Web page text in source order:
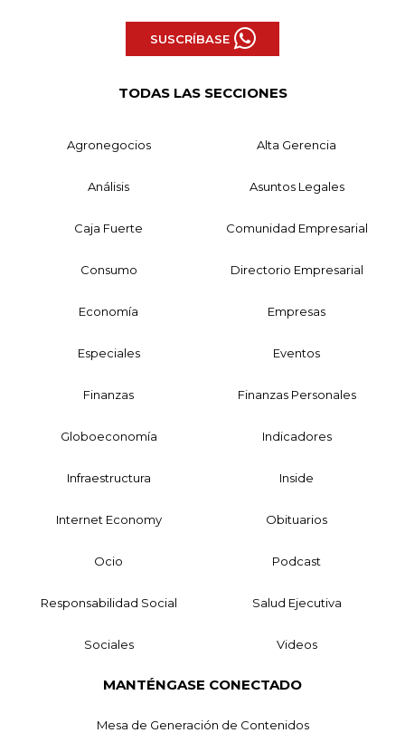
SUSCRÍBASE
TODAS LAS SECCIONES
Agronegocios Alta Gerencia
Análisis Asuntos Legales
Caja Fuerte Comunidad Empresarial
Consumo Directorio Empresarial
Economía Empresas
Especiales Eventos
Finanzas Finanzas Personales
Globoeconomía Indicadores
Infraestructura Inside
Internet Economy Obituarios
Ocio Podcast
Responsabilidad Social Salud Ejecutiva
Sociales Videos
MANTÉNGASE CONECTADO
Mesa de Generación de Contenidos